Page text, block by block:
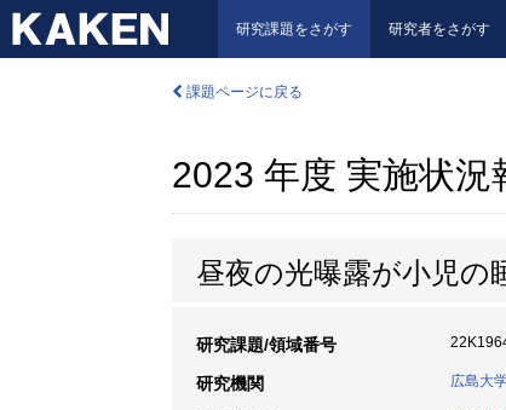
研究課題をさがす 研究者をさがす
課題ページに戻る
2023 年度 実施状況
昼夜の光曝露が小児の
研究課題/領域番号
研究機関 広島大